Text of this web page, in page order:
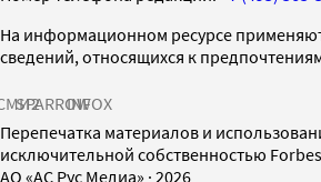
На информационном ресурсе
сведений, относящихся к
SPARROWINFOX
Перепечатка материалов и
исключительной собственностью
AO «АС Рус Медиа» · 2026